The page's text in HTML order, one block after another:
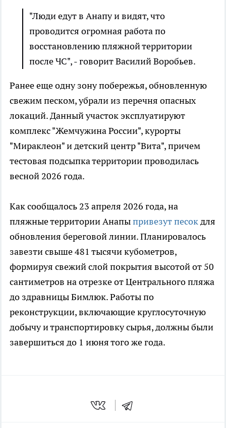
"Люди едут в Анапу и видят, что
проводится огромная работа по
восстановлению пляжной территории
после ЧС", - говорит Василий Воробьев.
Ранее еще одну зону побережья, обновленную
свежим песком, убрали из перечня опасных
локаций. Данный участок эксплуатируют
комплекс "Жемчужина России", курорты
"Мираклеон" и детский центр "Вита", причем
тестовая подсыпка территории проводилась
весной 2026 года.
Как сообщалось 23 апреля 2026 года, на
пляжные территории Анапыпривезут песокдля
обновления береговой линии. Планировалось
завезти свыше 481 тысячи кубометров,
формируя свежий слой покрытия высотой от 50
сантиметров на отрезке от Центрального пляжа
до здравницы Бимлюк. Работы по
реконструкции, включающие круглосуточную
добычу и транспортировку сырья, должны были
завершиться до 1 июня того же года.